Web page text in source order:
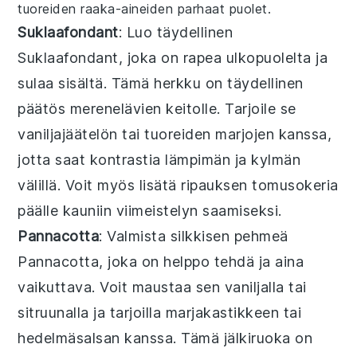
tuoreiden raaka-aineiden parhaat puolet.
Suklaafondant: Luo täydellinen
Suklaafondant, joka on rapea ulkopuolelta ja
sulaa sisältä. Tämä herkku on täydellinen
päätös merenelävien keitolle. Tarjoile se
vaniljajäätelön tai tuoreiden marjojen kanssa,
jotta saat kontrastia lämpimän ja kylmän
välillä. Voit myös lisätä ripauksen tomusokeria
päälle kauniin viimeistelyn saamiseksi.
Pannacotta: Valmista silkkisen pehmeä
Pannacotta, joka on helppo tehdä ja aina
vaikuttava. Voit maustaa sen vaniljalla tai
sitruunalla ja tarjoilla marjakastikkeen tai
hedelmäsalsan kanssa. Tämä jälkiruoka on